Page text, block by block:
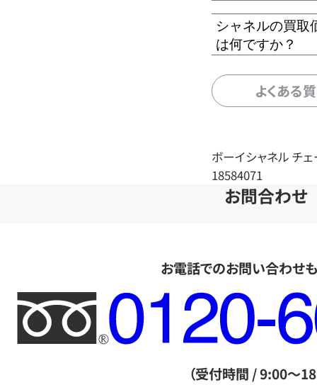
シャネルの買取
は何ですか？
よくある
ボーイシャネル チェ
18584071
お問合わせ
お電話でのお問い合わせ
フ
リ
ー
（受付時間 / 9:00～